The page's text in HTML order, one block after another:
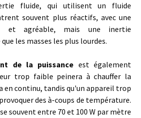
fluide, qui utilisent un fluide
souvent plus réactifs, avec une
et agréable, mais une inertie
les masses les plus lourdes.
de la puissance est également
trop faible peinera à chauffer la
en continu, tandis qu'un appareil trop
des à-coups de température.
souvent entre 70 et 100 W par mètre